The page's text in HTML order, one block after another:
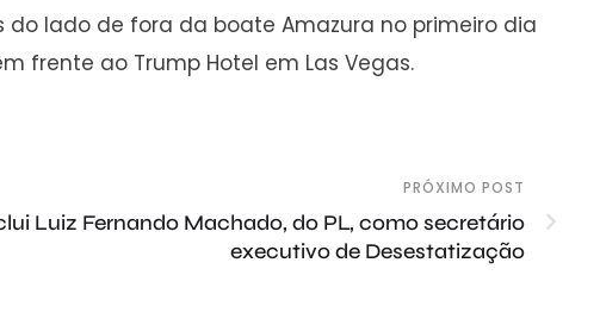
lado de fora da boate Amazura no primeiro dia
frente ao Trump Hotel em Las Vegas.
PRÓXIMO POST
Luiz Fernando Machado, do PL, como secretário
executivo de Desestatização